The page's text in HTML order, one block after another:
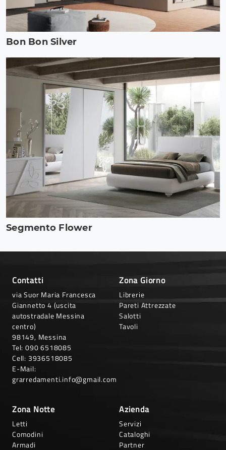
Bon Bon Silver
Segmento Flower
Contatti
via Suor Maria Francesca
Giannetto 4 (uscita
autostradale Messina
centro)
98149, Messina
Tel: 090 6518085
Cell: 3936518085
E-Mail:
grarredamenti.info@gmail.com
Zona Giorno
Librerie
Pareti Attrezzate
Salotti
Tavoli
Zona Notte
Letti
Comodini
Armadi
Azienda
Servizi
Cataloghi
Partner